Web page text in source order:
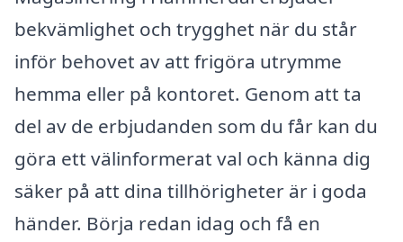
bekvämlighet och trygghet när du står
inför behovet av att frigöra utrymme
hemma eller på kontoret. Genom att ta
del av de erbjudanden som du får kan du
göra ett välinformerat val och känna dig
säker på att dina tillhörigheter är i goda
händer. Börja redan idag och få en